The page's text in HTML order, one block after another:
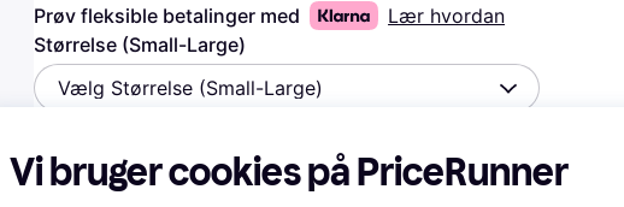
Prøv fleksible betalinger med
Lær hvordan
Størrelse (Small-Large)
Vælg Størrelse (Small-Large)
999 kr. 1.124 kr.
Vi bruger cookies på PriceRunner